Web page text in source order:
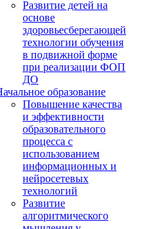
Развитие детей на
основе
здоровьесберегающей
технологии обучения
в подвижной форме
при реализации ФОП
ДО
образование
Повышение качества
и эффективности
образовательного
процесса с
использованием
информационных и
нейросетевых
технологий
Развитие
алгоритмического